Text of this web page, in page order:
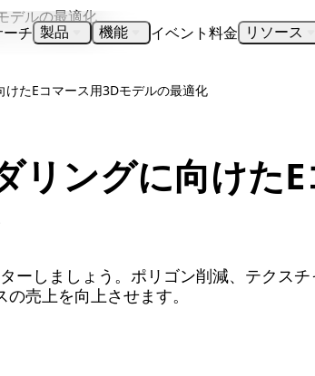
ーチ 製品 機能 イベント料金 リソース
たEコマース用3Dモデルの最適化
リングに向けた
ーしましょう。ポリゴン削減、テクス
売上を向上させます。